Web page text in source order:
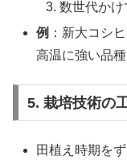
数世代かけ
例 ：新大コシ
高温に強い品種
5. 栽培技術の
田植え時期を